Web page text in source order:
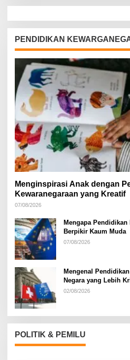
PENDIDIKAN
Menginspirasi Anak dengan
Kewaranegaraan yang Kreatif
07/08/2026
Mengapa
Berpikir Kaum Muda
07/08/2026
Mengenal
Negara yang Lebih
02/08/2026
POLITIK & PEMILU